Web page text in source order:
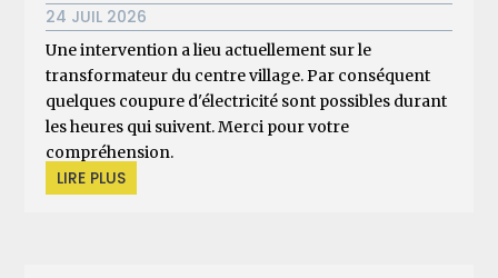
24 JUIL 2026
Une intervention a lieu actuellement sur le
transformateur du centre village. Par conséquent
quelques coupure d'électricité sont possibles durant
les heures qui suivent. Merci pour votre
compréhension.
LIRE PLUS